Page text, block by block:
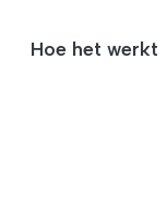
Hoe het werkt